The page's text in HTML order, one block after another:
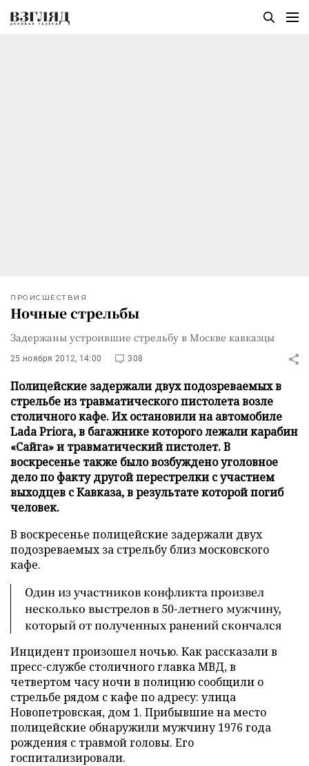
ПРОИСШЕСТВИЯ
Ночные стрельбы
Задержаны устроившие стрельбу в Москве кавказцы
25 ноября 2012, 14:00 308
Полицейские задержали двух подозреваемых в
стрельбе из травматического пистолета возле
столичного кафе. Их остановили на автомобиле
Lada Priora, в багажнике которого лежали карабин
«Сайга» и травматический пистолет. В
воскресенье также было возбуждено уголовное
дело по факту другой перестрелки с участием
выходцев с Кавказа, в результате которой погиб
человек.
В воскресенье полицейские задержали двух
подозреваемых за стрельбу близ московского
кафе.
Один из участников конфликта произвел
несколько выстрелов в 50-летнего мужчину,
который от полученных ранений скончался
Инцидент произошел ночью. Как рассказали в
пресс-службе столичного главка МВД, в
четвертом часу ночи в полицию сообщили о
стрельбе рядом с кафе по адресу: улица
Новопетровская, дом 1. Прибывшие на место
полицейские обнаружили мужчину 1976 года
рождения с травмой головы. Его
госпитализировали.